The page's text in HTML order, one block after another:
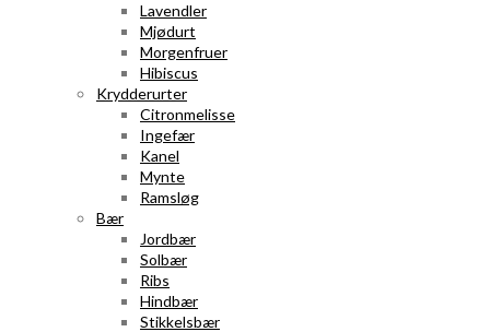
Lavendler
Mjødurt
Morgenfruer
Hibiscus
Krydderurter
Citronmelisse
Ingefær
Kanel
Mynte
Ramsløg
Bær
Jordbær
Solbær
Ribs
Hindbær
Stikkelsbær